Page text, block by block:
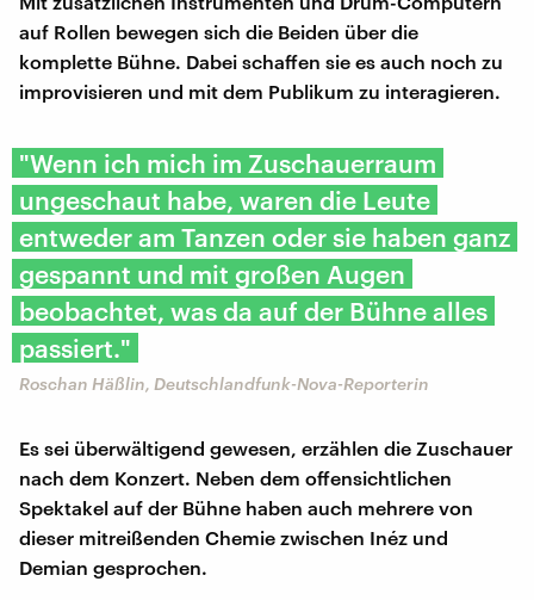
auf Rollen bewegen sich die Beiden über die
komplette Bühne. Dabei schaffen sie es auch noch zu
improvisieren und mit dem Publikum zu interagieren.
"Wenn ich mich im Zuschauerraum
ungeschaut habe, waren die Leute
entweder am Tanzen oder sie haben ganz
gespannt und mit großen Augen
beobachtet, was da auf der Bühne alles
passiert."
Roschan Häßlin, Deutschlandfunk-Nova-Reporterin
Es sei überwältigend gewesen, erzählen die Zuschauer
nach dem Konzert. Neben dem offensichtlichen
Spektakel auf der Bühne haben auch mehrere von
dieser mitreißenden Chemie zwischen Inéz und
Demian gesprochen.